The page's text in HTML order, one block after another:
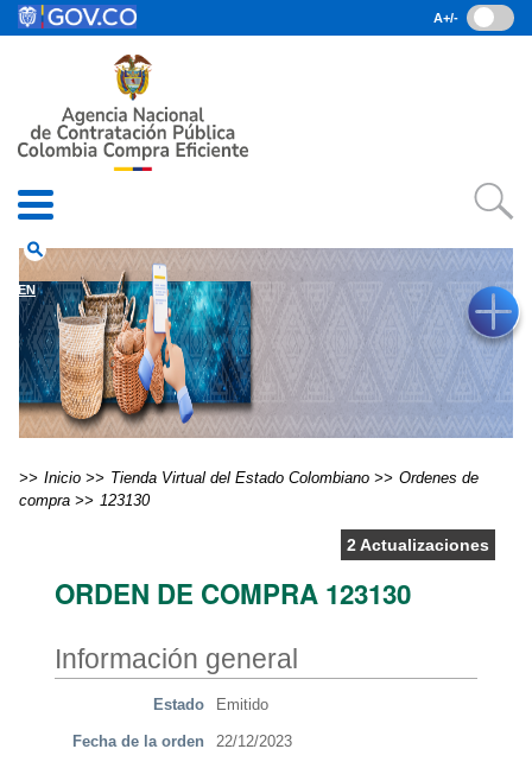
Pasar al contenido principal
• Consulta RUES
• Preguntas Frecuentes
search
EN
A+/-
Inicio Tienda Virtual del Estado Colombiano
Ordenes de
compra
123130
2 Actualizaciones
ORDEN DE COMPRA 123130
Información general
Estado Emitido
Fecha de la orden 22/12/2023